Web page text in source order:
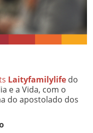
Laityfamilylife do
e a Vida, com o
do apostolado dos